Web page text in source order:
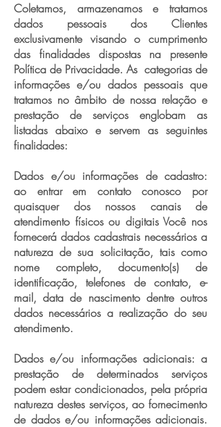
Coletamos, armazenamos e tratamos
dados pessoais dos Clientes
exclusivamente visando o cumprimento
das finalidades dispostas na presente
Política de Privacidade. As categorias de
informações e/ou dados pessoais que
tratamos no âmbito de nossa relação e
prestação de serviços englobam as
listadas abaixo e servem as seguintes
finalidades:
Dados e/ou informações de cadastro:
ao entrar em contato conosco por
quaisquer dos nossos canais de
atendimento físicos ou digitais Você nos
fornecerá dados cadastrais necessários a
natureza de sua solicitação, tais como
nome completo, documento(s) de
identificação, telefones de contato, e-
mail, data de nascimento dentre outros
dados necessários a realização do seu
atendimento.
Dados e/ou informações adicionais: a
prestação de determinados serviços
podem estar condicionados, pela própria
natureza destes serviços, ao fornecimento
de dados e/ou informações adicionais.